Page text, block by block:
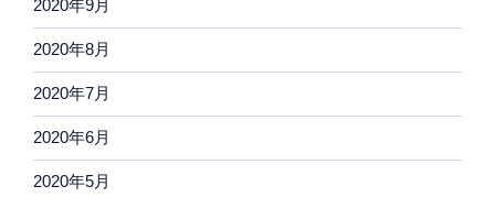
2020年9月
2020年8月
2020年7月
2020年6月
2020年5月